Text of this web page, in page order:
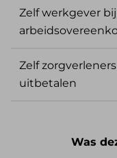
Zelf werkgever
Zelf zorgverleners
uitbetalen
Was